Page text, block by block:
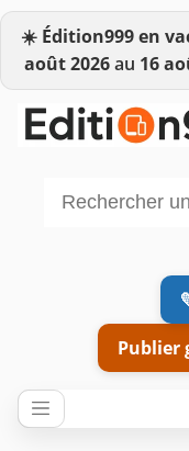
☀️ Édition999 en
août 2026au 16
Publier